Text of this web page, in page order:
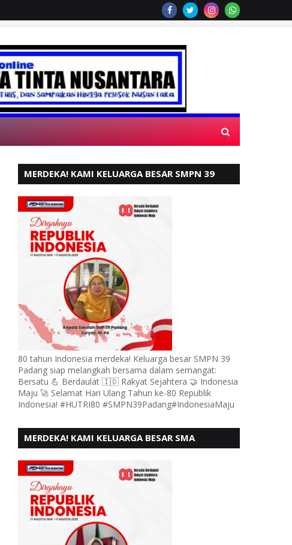
MERDEKA! KAMI KELUARGA BESAR SMPN 39
80 tahun Indonesia merdeka! Keluarga besar SMPN 39
Padang siap melangkah bersama dalam semangat:
Bersatu 💪 Berdaulat 🇮🇩 Rakyat Sejahtera 🤝 Indonesia
Maju 🚀 Selamat Hari Ulang Tahun ke-80 Republik
Indonesia! #HUTRI80 #SMPN39Padang#IndonesiaMaju
MERDEKA! KAMI KELUARGA BESAR SMA
KE - 80, MOTO" BERSATU BERD